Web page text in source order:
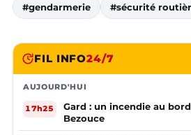
#gendarmerie #sécurité
FIL INFO24/7
AUJOURD'HUI
17h25
Gard : un incendie au
Bezouce